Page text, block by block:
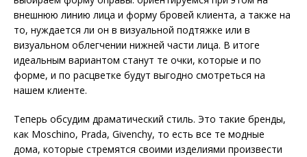
внешнюю линию лица и форму бровей клиента, а также на
то, нуждается ли он в визуальной подтяжке или в
визуальном облегчении нижней части лица. В итоге
идеальным вариантом станут те очки, которые и по
форме, и по расцветке будут выгодно смотреться на
нашем клиенте.
Теперь обсудим драматический стиль. Это такие бренды,
как Moschino, Prada, Givenchy, то есть все те модные
дома, которые стремятся своими изделиями произвести